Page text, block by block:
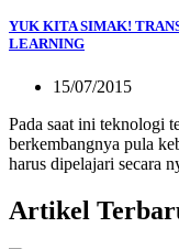
YUK KITA SIMAK!
LEARNING
15/07/2015
Pada saat ini teknologi
berkembangnya pula
harus dipelajari secara
Artikel